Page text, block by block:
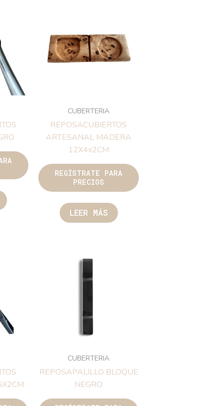
CUBERTERIA
REPOSACUBIERTOS
ARTESANAL MADERA
12X4x2CM
REGÍSTRATE PARA
PRECIOS
LEER MÁS
CUBERTERIA
REPOSAPALILLO BLOQUE
NEGRO